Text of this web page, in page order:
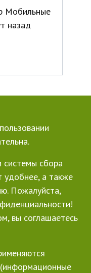
Мобильные
назад
сбора
удобнее, а также
Пожалуйста,
вы соглашаетесь